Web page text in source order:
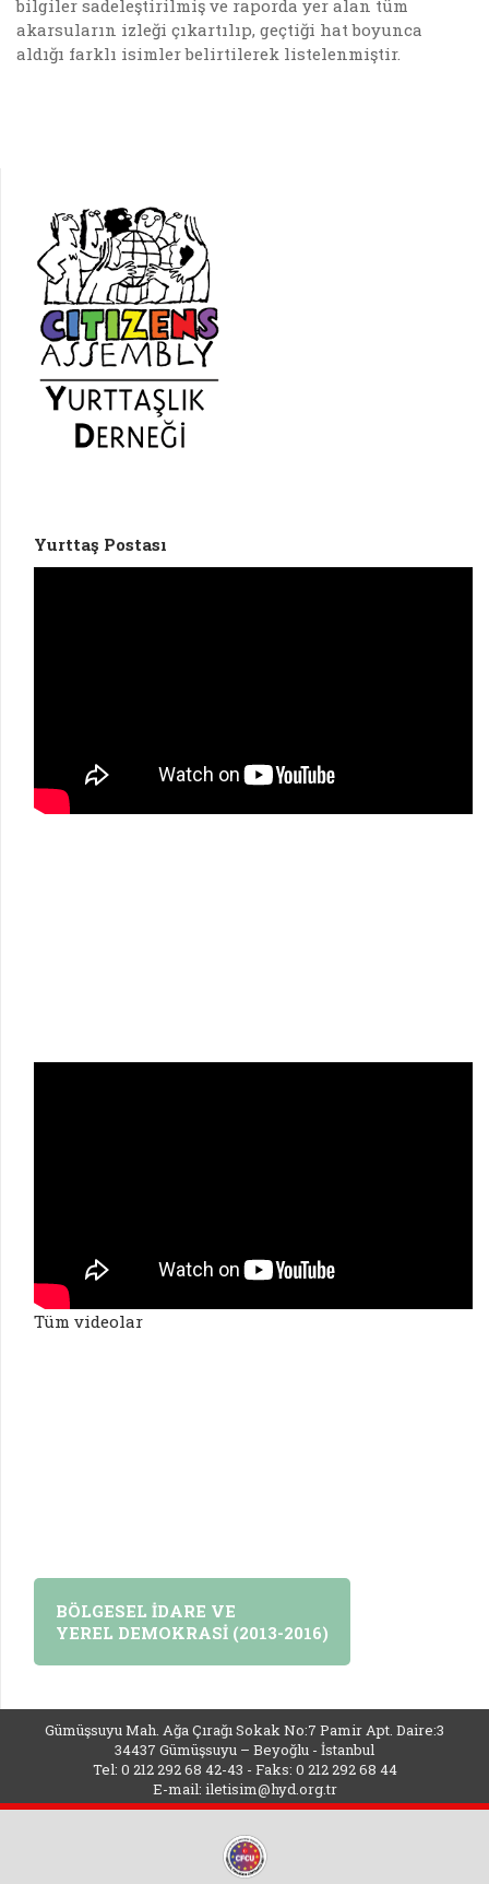
bilgiler sadeleştirilmiş ve raporda yer alan tüm
akarsuların izleği çıkartılıp, geçtiği hat boyunca
aldığı farklı isimler belirtilerek listelenmiştir.
Yurttaş Postası
Tüm videolar
BÖLGESEL İDARE VE
YEREL DEMOKRASİ (2013-2016)
Gümüşsuyu Mah. Ağa Çırağı Sokak No:7 Pamir Apt. Daire:3
34437 Gümüşsuyu – Beyoğlu - İstanbul
Tel: 0 212 292 68 42-43 - Faks: 0 212 292 68 44
E-mail: iletisim@hyd.org.tr